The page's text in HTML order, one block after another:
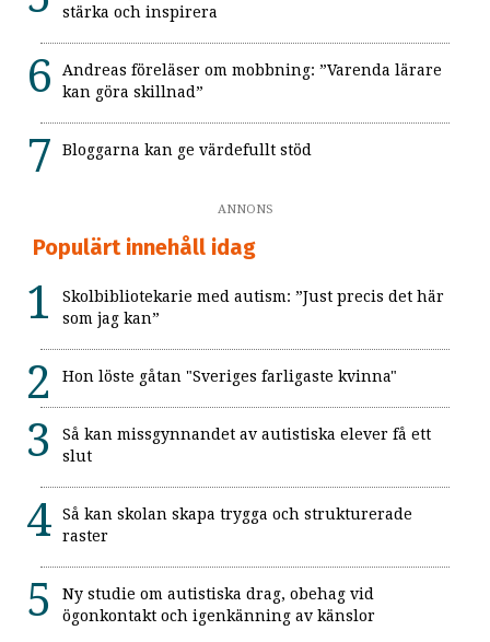
stärka och inspirera
Andreas föreläser om mobbning: ”Varenda lärare
kan göra skillnad”
Bloggarna kan ge värdefullt stöd
ANNONS
Populärt innehåll idag
Skolbibliotekarie med autism: ”Just precis det här
som jag kan”
Hon löste gåtan "Sveriges farligaste kvinna"
Så kan missgynnandet av autistiska elever få ett
slut
Så kan skolan skapa trygga och strukturerade
raster
Ny studie om autistiska drag, obehag vid
ögonkontakt och igenkänning av känslor